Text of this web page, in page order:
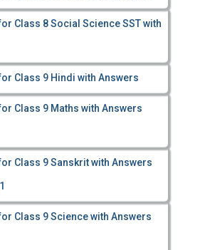
Class 8 Social Science SST with
Class 9 Hindi with Answers
Class 9 Maths with Answers
Class 9 Sanskrit with Answers
Class 9 Science with Answers